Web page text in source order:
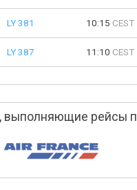
LY 381 10:15 CEST
LY 387 11:10 CEST
выполняющие рейсы